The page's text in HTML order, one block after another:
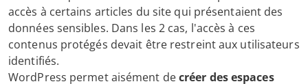
accès à certains articles du site qui présentaient des
données sensibles. Dans les 2 cas, l'accès à ces
contenus protégés devait être restreint aux utilisateurs
identifiés.
WordPress permet aisément decréer des espaces